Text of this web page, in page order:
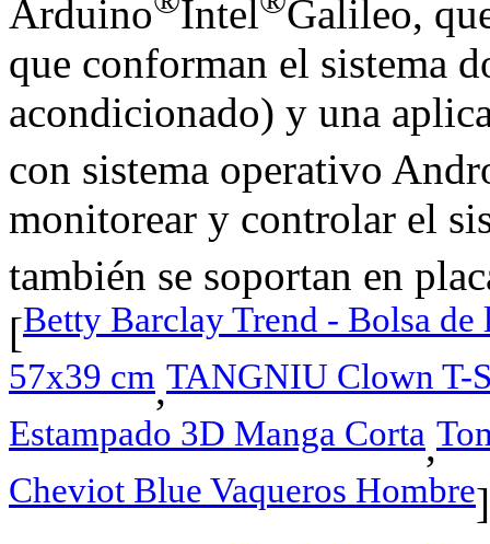
Arduino Intel
Galileo,
que conforman el sistema
acondicionado) y una
con sistema operativo
monitorear y controlar el
también se soportan en
[Betty Barclay Trend - Bolsa
57x39 cm,TANGNIU Clown T-
Estampado 3D Manga Corta,
Cheviot Blue Vaqueros Hombre